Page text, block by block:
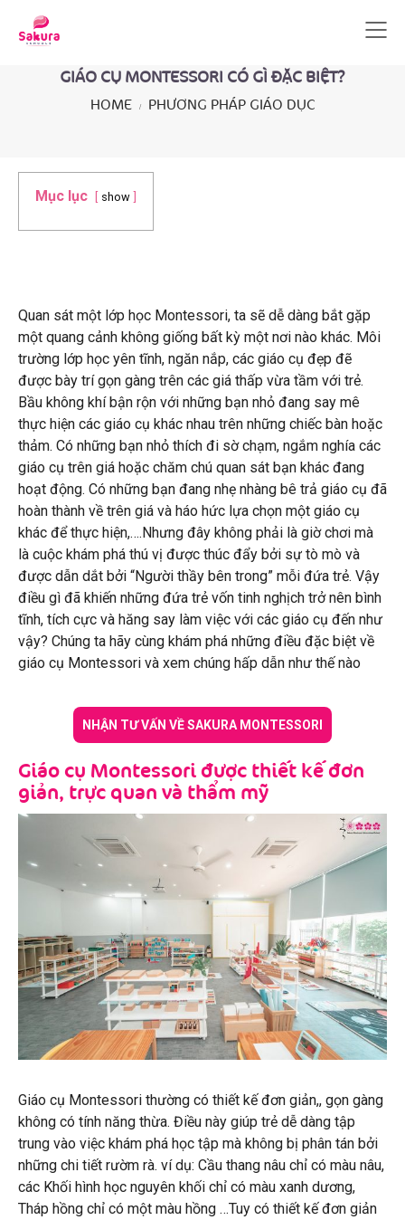
GIÁO CỤ MONTESSORI CÓ GÌ ĐẶC BIỆT?
HOME PHƯƠNG PHÁP GIÁO DỤC
Mục lục show
Quan sát một lớp học Montessori, ta sẽ dễ dàng bắt gặp
một quang cảnh không giống bất kỳ một nơi nào khác. Môi
trường lớp học yên tĩnh, ngăn nắp, các giáo cụ đẹp đẽ
được bày trí gọn gàng trên các giá thấp vừa tầm với trẻ.
Bầu không khí bận rộn với những bạn nhỏ đang say mê
thực hiện các giáo cụ khác nhau trên những chiếc bàn hoặc
thảm. Có những bạn nhỏ thích đi sờ chạm, ngắm nghía các
giáo cụ trên giá hoặc chăm chú quan sát bạn khác đang
hoạt động. Có những bạn đang nhẹ nhàng bê trả giáo cụ đã
hoàn thành về trên giá và háo hức lựa chọn một giáo cụ
khác để thực hiện,….Nhưng đây không phải là giờ chơi mà
là cuộc khám phá thú vị được thúc đẩy bởi sự tò mò và
được dẫn dắt bởi “Người thầy bên trong” mỗi đứa trẻ. Vậy
điều gì đã khiến những đứa trẻ vốn tinh nghịch trở nên bình
tĩnh, tích cực và hăng say làm việc với các giáo cụ đến như
vậy? Chúng ta hãy cùng khám phá những điều đặc biệt về
giáo cụ Montessori và xem chúng hấp dẫn như thế nào
NHẬN TƯ VẤN VỀ SAKURA MONTESSORI
Giáo cụ Montessori được thiết kế đơn
giản, trực quan và thẩm mỹ
Giáo cụ Montessori thường có thiết kế đơn giản,, gọn gàng
không có tính năng thừa. Điều này giúp trẻ dễ dàng tập
trung vào việc khám phá học tập mà không bị phân tán bởi
những chi tiết rườm rà. ví dụ: Cầu thang nâu chỉ có màu nâu,
các Khối hình học nguyên khối chỉ có màu xanh dương,
Tháp hồng chỉ có một màu hồng …Tuy có thiết kế đơn giản